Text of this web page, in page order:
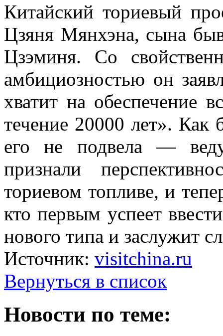
Китайский ториевый
Цзяня Мянхэна, сына
Цзэминя. Со
амбициозностью он
хватит на обеспечение
течение 20000 лет». Как
его не подвела —
признали
ториевом топливе, и
кто первым успеет
нового типа и заслужит
Источник: visitchina.ru
Вернуться в список
Новости по теме: